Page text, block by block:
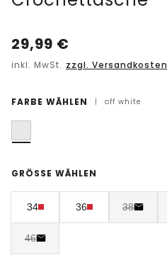
29,99 €
inkl. MwSt. zzgl. Versandkosten
FARBE WÄHLEN | off white
GRÖSSE WÄHLEN
34 36 38
46